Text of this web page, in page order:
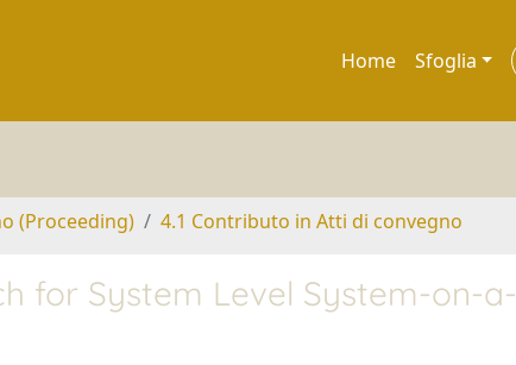
Home Sfoglia
(Proceeding) 4.1 Contributo in Atti di convegno
for System Level System-on-a-